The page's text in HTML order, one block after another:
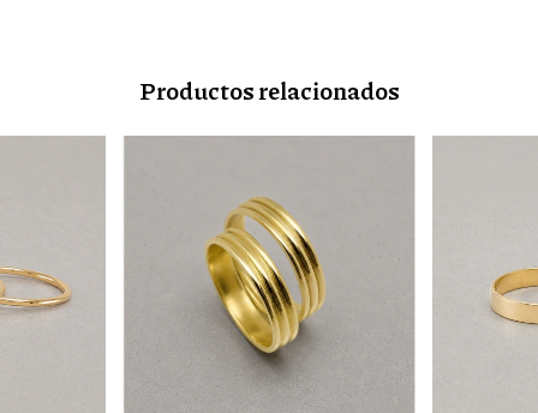
Productos relacionados